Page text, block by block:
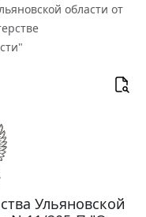
области от
Ульяновской